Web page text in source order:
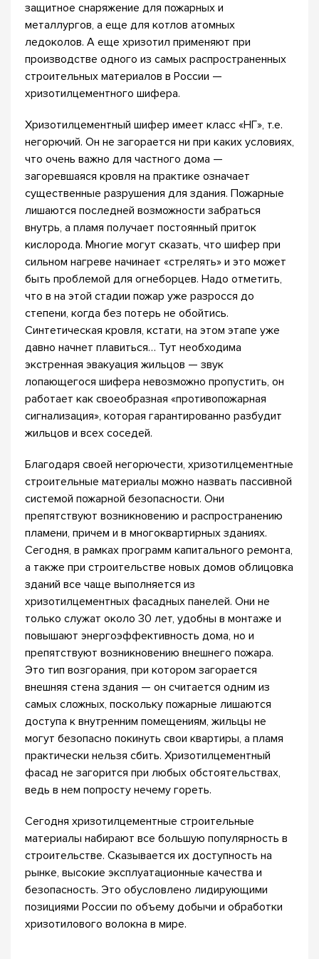
защитное снаряжение для пожарных и
металлургов, а еще для котлов атомных
ледоколов. А еще хризотил применяют при
производстве одного из самых распространенных
строительных материалов в России —
хризотилцементного шифера.
Хризотилцементный шифер имеет класс «НГ», т.е.
негорючий. Он не загорается ни при каких условиях,
что очень важно для частного дома —
загоревшаяся кровля на практике означает
существенные разрушения для здания. Пожарные
лишаются последней возможности забраться
внутрь, а пламя получает постоянный приток
кислорода. Многие могут сказать, что шифер при
сильном нагреве начинает «стрелять» и это может
быть проблемой для огнеборцев. Надо отметить,
что в на этой стадии пожар уже разросся до
степени, когда без потерь не обойтись.
Синтетическая кровля, кстати, на этом этапе уже
давно начнет плавиться… Тут необходима
экстренная эвакуация жильцов — звук
лопающегося шифера невозможно пропустить, он
работает как своеобразная «противопожарная
сигнализация», которая гарантированно разбудит
жильцов и всех соседей.
Благодаря своей негорючести, хризотилцементные
строительные материалы можно назвать пассивной
системой пожарной безопасности. Они
препятствуют возникновению и распространению
пламени, причем и в многоквартирных зданиях.
Сегодня, в рамках программ капитального ремонта,
а также при строительстве новых домов облицовка
зданий все чаще выполняется из
хризотилцементных фасадных панелей. Они не
только служат около 30 лет, удобны в монтаже и
повышают энергоэффективность дома, но и
препятствуют возникновению внешнего пожара.
Это тип возгорания, при котором загорается
внешняя стена здания — он считается одним из
самых сложных, поскольку пожарные лишаются
доступа к внутренним помещениям, жильцы не
могут безопасно покинуть свои квартиры, а пламя
практически нельзя сбить. Хризотилцементный
фасад не загорится при любых обстоятельствах,
ведь в нем попросту нечему гореть.
Сегодня хризотилцементные строительные
материалы набирают все большую популярность в
строительстве. Сказывается их доступность на
рынке, высокие эксплуатационные качества и
безопасность. Это обусловлено лидирующими
позициями России по объему добычи и обработки
хризотилового волокна в мире.